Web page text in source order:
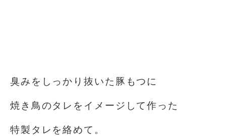
臭みをしっかり抜いた豚もつに
焼き鳥のタレをイメージして作った
特製タレを絡めて。